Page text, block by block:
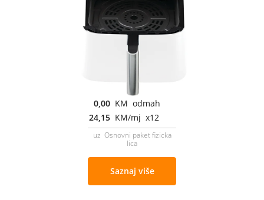
0,00 KM odmah
24,15 KM/mj x12
uz Osnovni paket fizicka
lica
Saznaj više